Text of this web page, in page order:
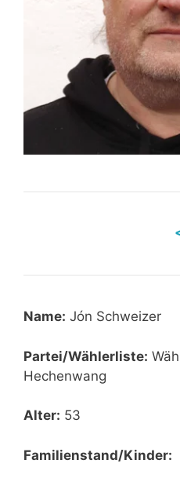
Name: Jón Schweizer
Partei/Wählerliste:
Hechenwang
Alter: 53
Familienstand/Kinder: